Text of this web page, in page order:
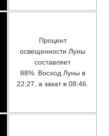
Процент
освещенности Луны
составляет
88%. Восход Луны в
22:27, а закат в 08:46.